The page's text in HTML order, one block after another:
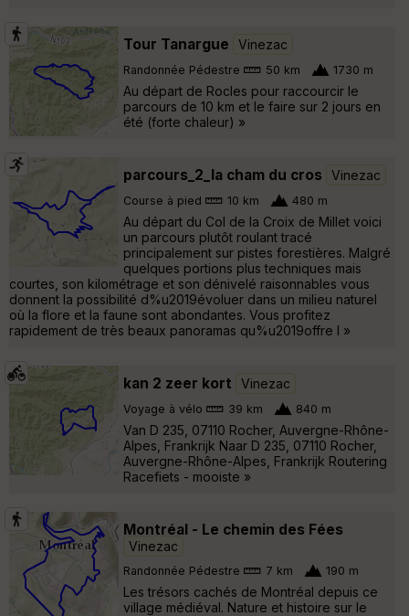
Tour Tanargue Vinezac
Randonnée Pédestre 50 km 1730 m
Au départ de Rocles pour raccourcir le
parcours de 10 km et le faire sur 2 jours en
été (forte chaleur) »
parcours_2_la cham du cros Vinezac
Course à pied 10 km 480 m
Au départ du Col de la Croix de Millet voici
un parcours plutôt roulant tracé
principalement sur pistes forestières. Malgré
quelques portions plus techniques mais
courtes, son kilométrage et son dénivelé raisonnables vous
donnent la possibilité d%u2019évoluer dans un milieu naturel
où la flore et la faune sont abondantes. Vous profitez
rapidement de très beaux panoramas qu%u2019offre l »
kan 2 zeer kort Vinezac
Voyage à vélo 39 km 840 m
Van D 235, 07110 Rocher, Auvergne-Rhône-
Alpes, Frankrijk Naar D 235, 07110 Rocher,
Auvergne-Rhône-Alpes, Frankrijk Routering
Racefiets - mooiste »
Montréal - Le chemin des Fées
Vinezac
Randonnée Pédestre 7 km 190 m
Les trésors cachés de Montréal depuis ce
village médiéval. Nature et histoire sur le